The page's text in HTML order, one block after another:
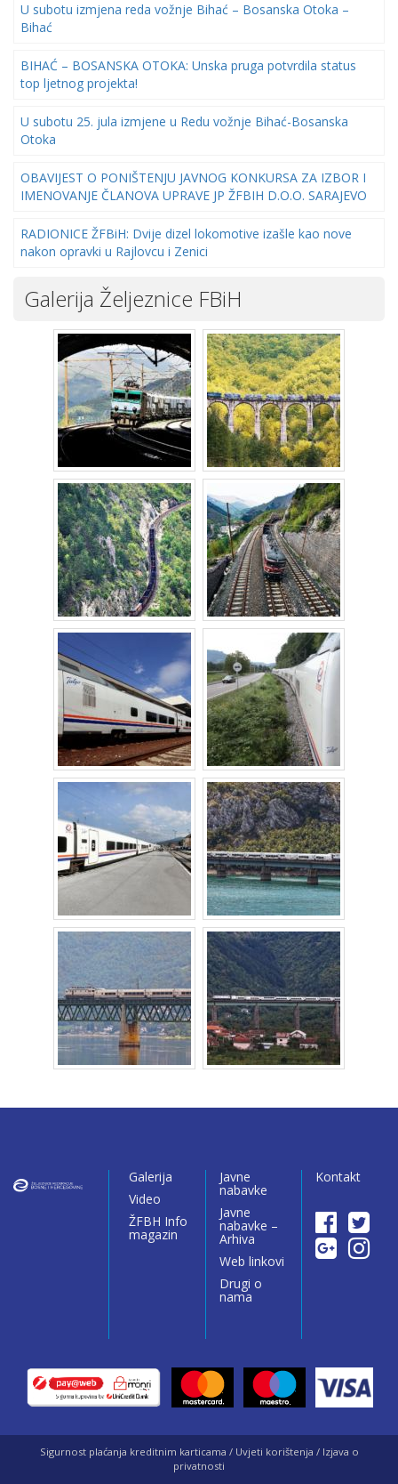
U subotu izmjena reda vožnje Bihać – Bosanska Otoka –
Bihać
BIHAĆ – BOSANSKA OTOKA: Unska pruga potvrdila status
top ljetnog projekta!
U subotu 25. jula izmjene u Redu vožnje Bihać-Bosanska
Otoka
OBAVIJEST O PONIŠTENJU JAVNOG KONKURSA ZA IZBOR I
IMENOVANJE ČLANOVA UPRAVE JP ŽFBIH D.O.O. SARAJEVO
RADIONICE ŽFBiH: Dvije dizel lokomotive izašle kao nove
nakon opravki u Rajlovcu i Zenici
Galerija Željeznice FBiH
Galerija
Video
ŽFBH Info
magazin
Javne
nabavke
Javne
nabavke –
Arhiva
Web linkovi
Drugi o
nama
Kontakt
Sigurnost plaćanja kreditnim karticama / Uvjeti korištenja / Izjava o
privatnosti